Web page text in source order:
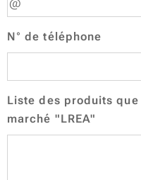
N° de téléphone
Liste des produits
marché "LREA"